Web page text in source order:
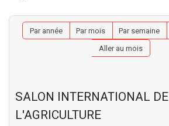
Par année Par mois Par semaine
Aller au mois
SALON INTERNATIONAL DE
L'AGRICULTURE